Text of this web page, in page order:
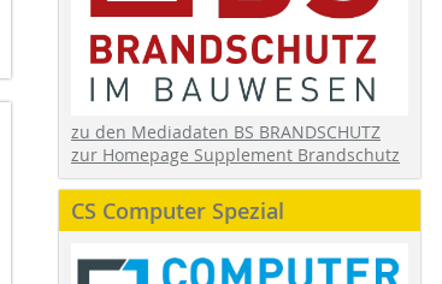
zu den Mediadaten BS BRANDSCHUTZ
zur Homepage Supplement Brandschutz
CS Computer Spezial